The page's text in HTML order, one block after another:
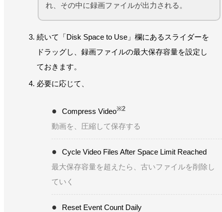
れ、その中に録画ファイルが出力される。
続いて「Disk Space to Use」欄にあるスライダーを
ドラッグし、録画ファイルの最大保存容量を設定し
ておきます。
必要に応じて、
Compress Video※2
動画を、圧縮して保存する
Cycle Video Files After Space Limit Reached
最大保存容量を超えたら、古いファイルを削除し
ていく
Reset Event Count Daily